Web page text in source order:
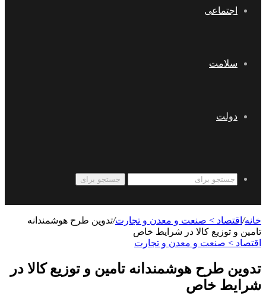
اجتماعی
سلامت
دولت
جستجو برای
خانه/ اقتصاد > صنعت و معدن و تجارت/تدوین طرح هوشمندانه
تامین و توزیع کالا در شرایط خاص
اقتصاد > صنعت و معدن و تجارت
تدوین طرح هوشمندانه تامین و توزیع کالا در
شرایط خاص